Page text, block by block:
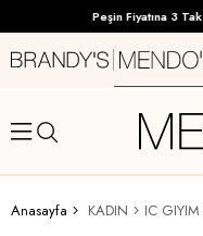
Peşin Fiyatına 3
Anasayfa KADIN IC GIYIM